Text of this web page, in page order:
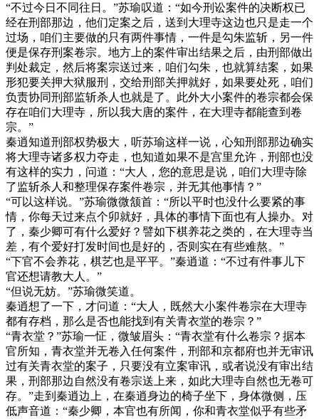
“不过今日不同往日。”苏瑜叹道：“如今刑讼案件的决断权已
经在刑部那边，他们定案之后，送到大理寺这边也只是走一个
过场，咱们主要做的只有两件事情，一件是勾朱监斩，另一件
便是保存刑案卷宗。地方上的案件审出结果之后，由刑部做出
判处裁定，然后将案宗送过来，咱们勾朱，也就算结案，如果
形犯要关押大狱服刑，交给刑部关押就好，如果要处死，咱们
负责协同刑部监斩杀人也就是了。此外大小案件的卷宗都会保
存在咱们大理寺，所以我大唐的案件，在大理寺都能查到卷
宗。”
秦逍知道刑部权势极大，听苏瑜这样一说，心知刑部那边确实
将大理寺诸多权力夺走，也知道如果不是宫里允许，刑部也没
有这样的实力，问道：“大人，您的意思是说，咱们大理寺除
了监斩杀人和整理保存案件卷宗，并无其他事情？”
“可以这样说。”苏瑜微微颔首：“所以平时也没什么要紧的事
情，你每天过来点个卯就好，具体的事情下面也有人操办。对
了，秦少卿可有什么爱好？譬如下棋养花之类的，在大理寺当
差，有个爱好打发时间也是好的，否则实在有些难熬。”
“下官不会养花，棋艺也是平平。”秦逍道：“不过有件事儿下
官还想请教大人。”
“但说无妨。”苏瑜微笑道。
秦逍想了一下，才问道：“大人，既然大小案件卷宗在大理寺
都有存档，那么是否也能找到有关青衣堂的卷宗？”
“青衣堂？”苏瑜一怔，微皱眉头：“青衣堂有什么卷宗？据本
官所知，青衣堂并无卷入任何案件，刑部和京都府也并无审讯
过有关青衣堂的案子，只要没有立案审讯，或者说没有审出结
果，刑部那边自然没有卷宗送上来，如此大理寺自然也无卷可
存。”走到秦逍边上，在秦逍身边的椅子坐下，身体微侧，压
低声音道：“秦少卿，本官也有所闻，你和青衣堂似乎有些矛